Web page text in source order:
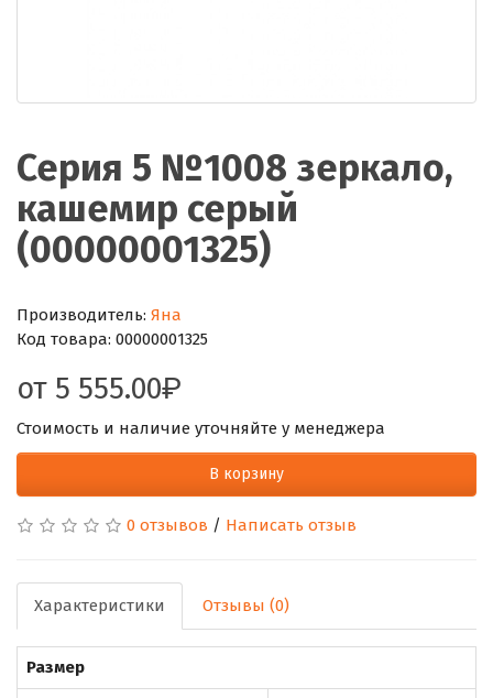
Серия 5 №1008 зеркало,
кашемир серый
(00000001325)
Производитель: Яна
Код товара: 00000001325
от 5 555.00
Стоимость и наличие уточняйте у менеджера
В корзину
0 отзывов / Написать отзыв
Характеристики Отзывы (0)
Размер